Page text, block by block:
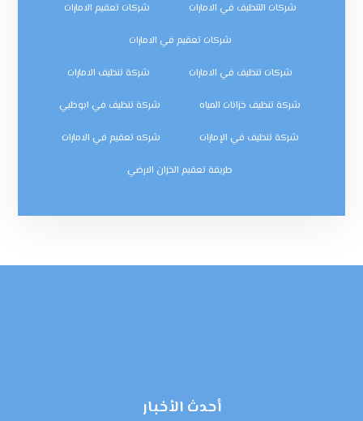
شركات التنظيف في الامارات شركات تعقيم الامارات
شركات تعقيم في الامارات
شركات تنظيف في الامارات شركة تنظيف الامارات
شركة تنظيف خزانات المياه شركة تنظيف في ابوظبي
شركة تنظيف في الإمارات شركه تعقيم في الامارات
طريقة تعقيم الخزان الارضي
أحدث الأخبار